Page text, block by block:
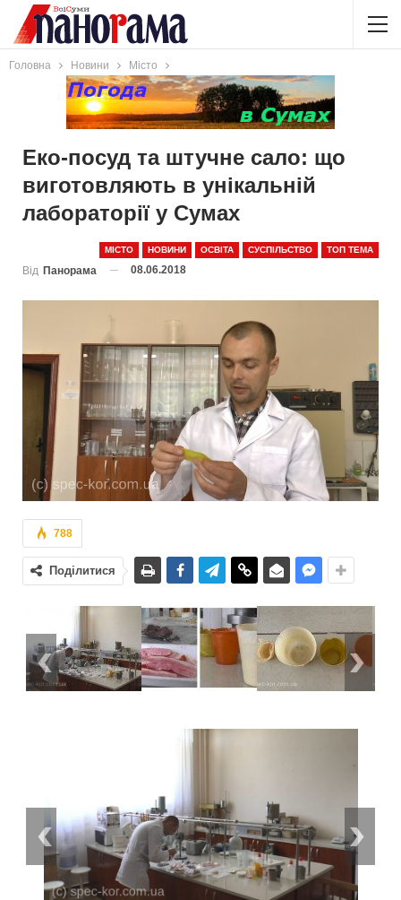
Головна Новини Місто
Еко-посуд та штучне сало: що
виготовляють в унікальній
лабораторії у Сумах
МІСТО НОВИНИ ОСВІТА СУСПІЛЬСТВО ТОП ТЕМА
Від Панорама 08.06.2018
788
Поділитися